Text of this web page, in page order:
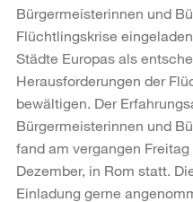
Bürgermeisterinnen und
Flüchtlingskrise
Städte Europas als
Herausforderungen der
bewältigen. Der
Bürgermeisterinnen und
fand am vergangen Freitag
Dezember, in Rom statt.
Einladung gerne